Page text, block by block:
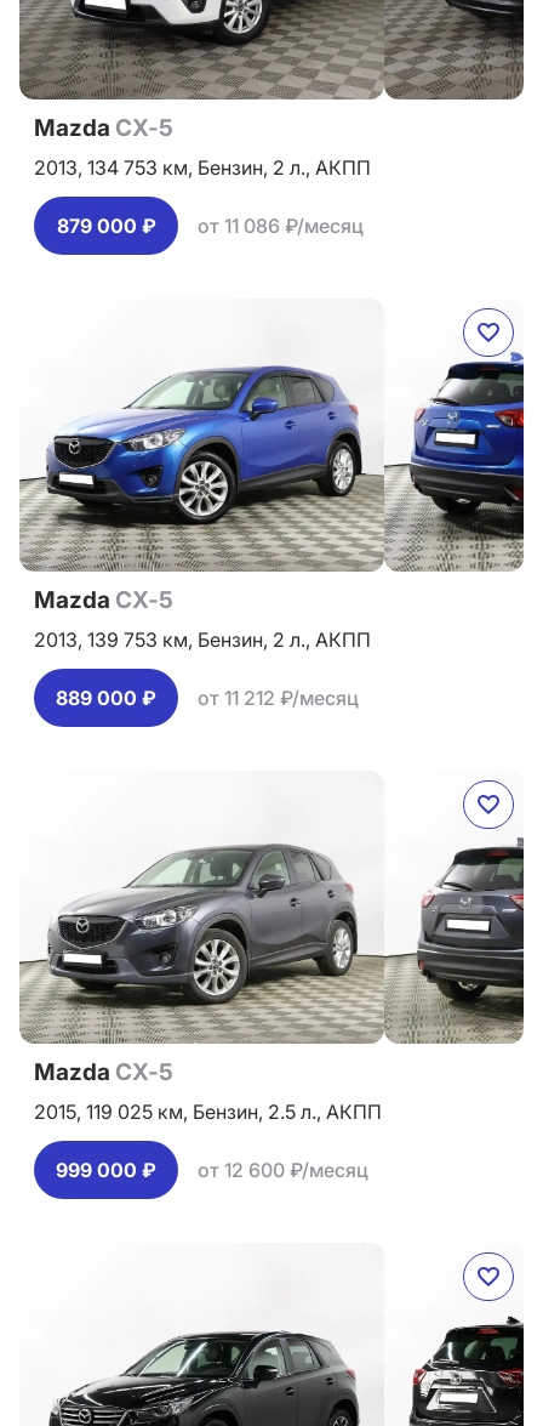
Mazda CX-5
2013, 134 753 км, Бензин, 2 л., АКПП
879 000 ₽ от 11 086 ₽/месяц
Mazda CX-5
2013, 139 753 км, Бензин, 2 л., АКПП
889 000 ₽ от 11 212 ₽/месяц
Mazda CX-5
2015, 119 025 км, Бензин, 2.5 л., АКПП
999 000 ₽ от 12 600 ₽/месяц